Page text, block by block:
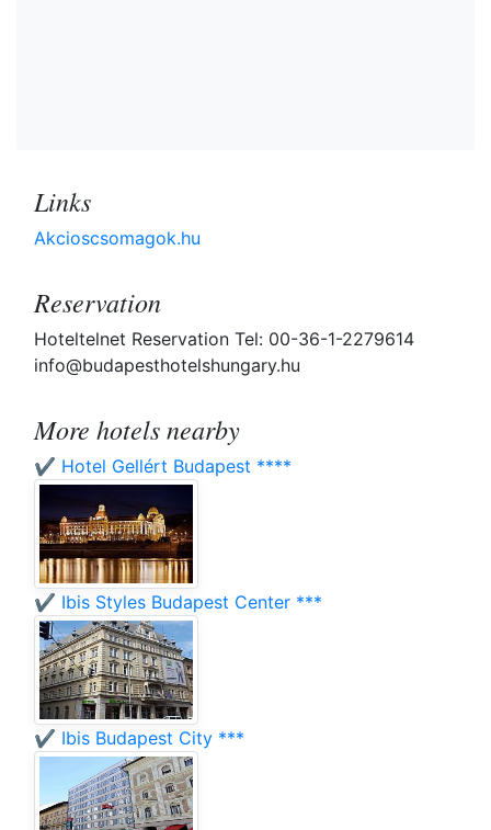
Links
Akcioscsomagok.hu
Reservation
Hoteltelnet Reservation Tel: 00-36-1-2279614
info@budapesthotelshungary.hu
More hotels nearby
✔️ Hotel Gellért Budapest ****
✔️ Ibis Styles Budapest Center ***
✔️ Ibis Budapest City ***